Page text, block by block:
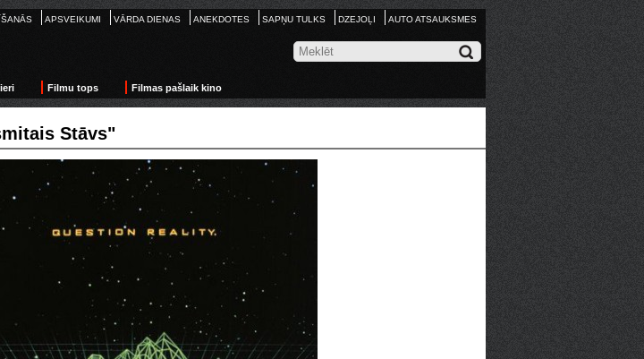
APSVEIKUMI VĀRDA DIENAS ANEKDOTES SAPŅU TULKS DZEJOĻI AUTO ATSAUKSMES
Filmu tops Filmas pašlaik kino
Stāvs"